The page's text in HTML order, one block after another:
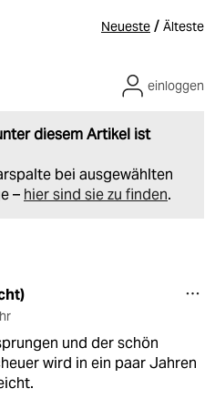
Neueste / Älteste
diesem Artikel ist
bei ausgewählten
– hier sind sie zu finden.
einloggen
und der schön
wird in ein paar Jahren